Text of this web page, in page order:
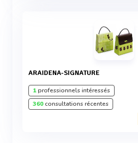
ARAIDENA-SIGNATURE
1professionnels intéressés
360consultations récentes